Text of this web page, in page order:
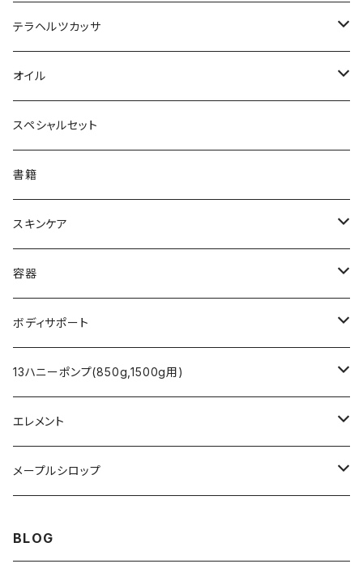
クローバー
ネイティブハニー
マヌカハニー
マレーシア
13honey
アップルヴィネガー
スコットランド
ヘザー
クローバー
フィリピン
アナヤ
ペパーミントMix
ラトビア
リンデン
バックウィート
エリクシール
HFL(ハニーフォーライフ)
マヌカハニー
ビール酵母
ドミゾワ
アミノトロピックメタ(グリシン黒糖)
ハーブティー - Earth 土 -
ハーブティー - Wind 風 -
ハーブティー - Water 水 -
ハーブティー - L'ondulation -
ハーブティー - L'infini -
ローズウォーター
ローズゼラニウムウォーター
ラベンダーウォーター
ローズマリーウォーター
レモングラスウォーター
フランキンセンスウォーター
テラヘルツカッサ
カッサ
オイル
MCTオイル
シアバター
アルガンオイル
ホホバオイル
ココナッツオイル
バーム
フランキンセンスオイル
スキンオイル
スペシャルセット
書籍
スキンケア
ハニーエイド
クレイパック
容器
スプレーボトル
ボディサポート
腹巻タイプ トルマリン（ベージュ）
腹巻タイプ テラヘルツ（黒）
13ハニーポンプ(850g,1500g用)
13ハニーポンプ(850g,1500g用)
エレメント
火
メープルシロップ
BLOG